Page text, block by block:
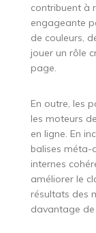
contribuent à
engageante
de couleurs,
jouer un rôle
page.
En outre, les
les moteurs
en ligne. En
balises méta-
internes
améliorer le
résultats des
davantage